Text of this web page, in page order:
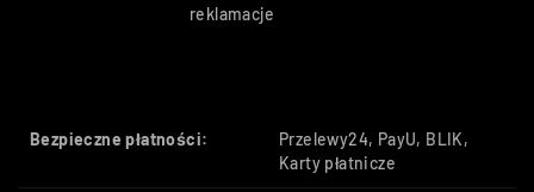
reklamacje
Bezpieczne płatności:
Przelewy24, PayU, BLIK,
Karty płatnicze